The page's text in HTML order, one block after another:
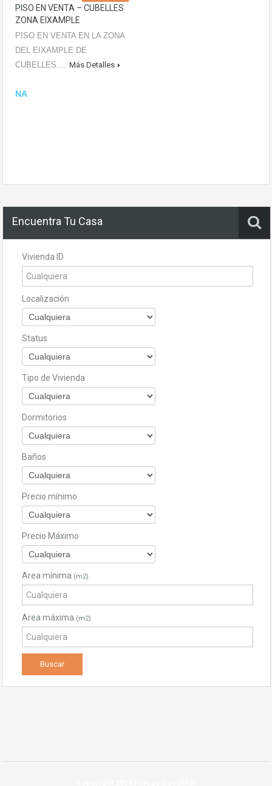
PISO EN VENTA – CUBELLES
ZONA EIXAMPLE
PISO EN VENTA EN LA ZONA
DEL EIXAMPLE DE
CUBELLES.… Más Detalles
NA
Encuentra Tu Casa
Vivienda ID
Localización
Status
Tipo de Vivienda
Dormitorios
Baños
Precio mínimo
Precio Máximo
Area mínima (m2)
Area máxima (m2)